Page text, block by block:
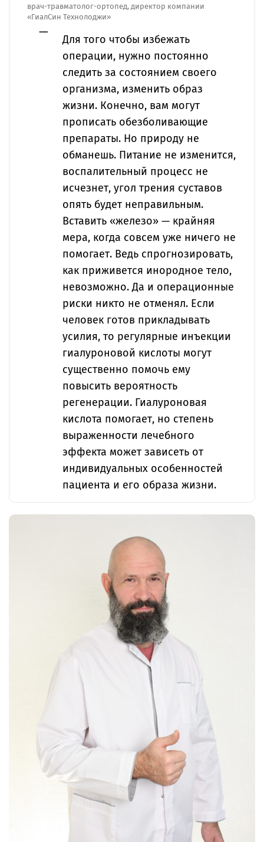
врач-травматолог-ортопед, директор компании
«ГиалСин Технолоджи»
Для того чтобы избежать
операции, нужно постоянно
следить за состоянием своего
организма, изменить образ
жизни. Конечно, вам могут
прописать обезболивающие
препараты. Но природу не
обманешь. Питание не изменится,
воспалительный процесс не
исчезнет, угол трения суставов
опять будет неправильным.
Вставить «железо» — крайняя
мера, когда совсем уже ничего не
помогает. Ведь спрогнозировать,
как приживется инородное тело,
невозможно. Да и операционные
риски никто не отменял. Если
человек готов прикладывать
усилия, то регулярные инъекции
гиалуроновой кислоты могут
существенно помочь ему
повысить вероятность
регенерации. Гиалуроновая
кислота помогает, но степень
выраженности лечебного
эффекта может зависеть от
индивидуальных особенностей
пациента и его образа жизни.